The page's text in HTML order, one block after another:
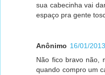
sua cabecinha vai
espaço pra gente
Anônimo 16/01/
Não fico bravo não,
quando compro um